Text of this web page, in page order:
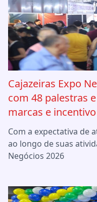
Cajazeiras Expo
com 48 palestras
marcas e
Com a expectativa de
ao longo de suas
Negócios 2026